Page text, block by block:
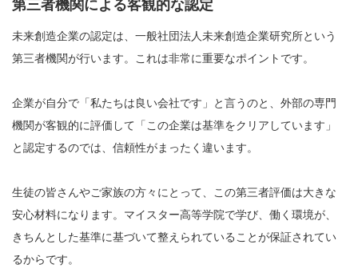
第三者機関による客観的な認定
未来創造企業の認定は、一般社団法人未来創造企業研究所という
第三者機関が行います。これは非常に重要なポイントです。
企業が自分で「私たちは良い会社です」と言うのと、外部の専門
機関が客観的に評価して「この企業は基準をクリアしています」
と認定するのでは、信頼性がまったく違います。
生徒の皆さんやご家族の方々にとって、この第三者評価は大きな
安心材料になります。マイスター高等学院で学び、働く環境が、
きちんとした基準に基づいて整えられていることが保証されてい
るからです。